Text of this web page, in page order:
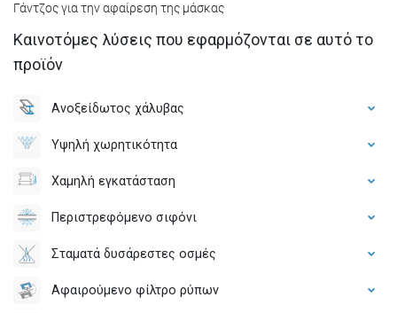
Γάντζος για την αφαίρεση της μάσκας
Καινοτόμες λύσεις που εφαρμόζονται σε αυτό το
προϊόν
Ανοξείδωτος χάλυβας
Υψηλή χωρητικότητα
Χαμηλή εγκατάσταση
Περιστρεφόμενο σιφόνι
Σταματά δυσάρεστες οσμές
Αφαιρούμενο φίλτρο ρύπων